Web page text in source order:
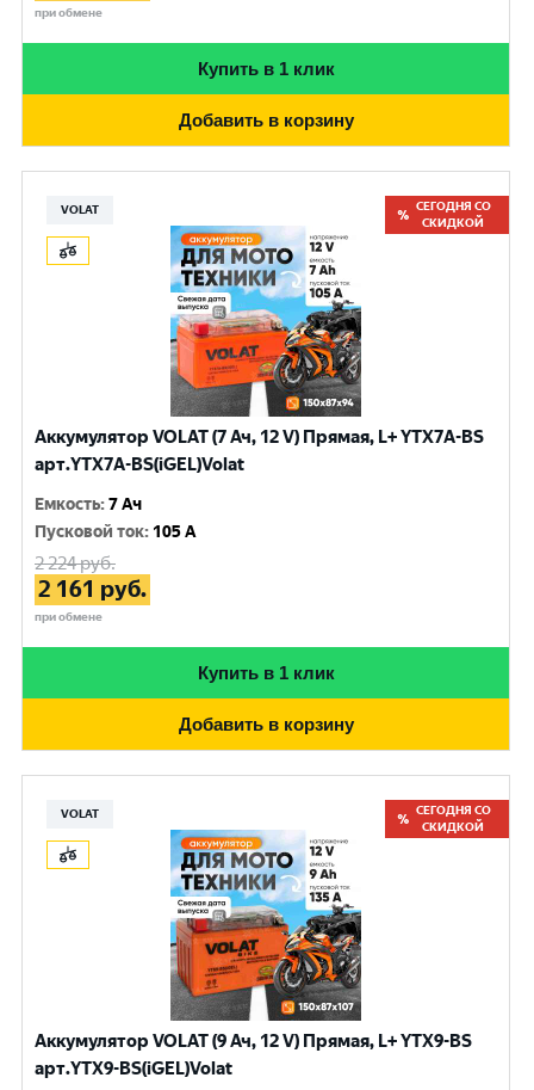
при обмене
Купить в 1 клик
Добавить в корзину
VOLAT
СЕГОДНЯ СО
СКИДКОЙ
Аккумулятор VOLAT (7 Ач, 12 V) Прямая, L+ YTX7A-BS
арт.YTX7A-BS(iGEL)Volat
Емкость:7 Ач
Пусковой ток: 105 A
2 224руб.
2 161 руб.
при обмене
Купить в 1 клик
Добавить в корзину
VOLAT
СЕГОДНЯ СО
СКИДКОЙ
Аккумулятор VOLAT (9 Ач, 12 V) Прямая, L+ YTX9-BS
арт.YTX9-BS(iGEL)Volat